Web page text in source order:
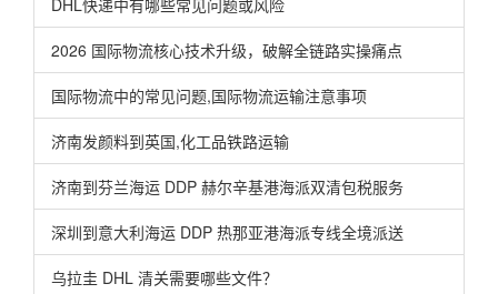
DHL快递中有哪些常见问题或风险
2026 国际物流核心技术升级，破解全链路实操痛点
国际物流中的常见问题,国际物流运输注意事项
济南发颜料到英国,化工品铁路运输
济南到芬兰海运 DDP 赫尔辛基港海派双清包税服务
深圳到意大利海运 DDP 热那亚港海派专线全境派送
乌拉圭 DHL 清关需要哪些文件？